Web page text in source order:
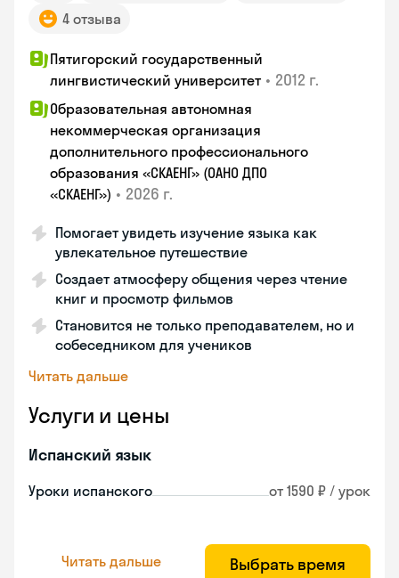
4 отзыва
Пятигорский государственный
лингвистический университет • 2012 г.
Образовательная автономная
некоммерческая организация
дополнительного профессионального
образования «СКАЕНГ» (ОАНО ДПО
«СКАЕНГ») • 2026 г.
Помогает увидеть изучение языка как
увлекательное путешествие
Создает атмосферу общения через чтение
книг и просмотр фильмов
Становится не только преподавателем, но и
собеседником для учеников
Читать дальше
Услуги и цены
Испанский язык
Уроки испанского от 1590 ₽ / урок
Читать дальше Выбрать время